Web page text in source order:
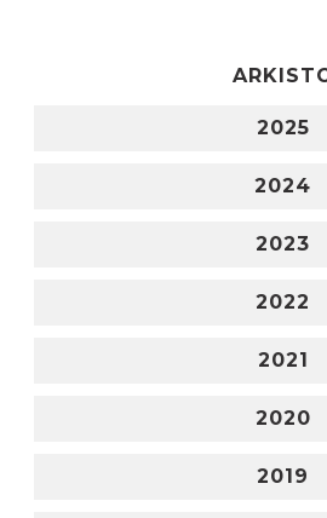
2025
2024
2023
2022
2021
2020
2019